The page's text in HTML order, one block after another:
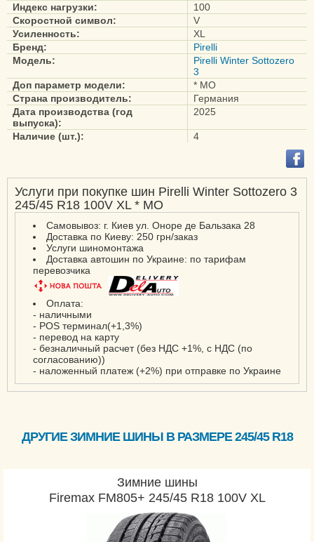
Scorpion Zero
Asimmetrico
Индекс нагрузки:
100
Скоростной символ:
V
Усиленность:
XL
Бренд:
Pirelli
Модель:
Pirelli Winter Sottozero
3
Доп параметр модели:
* MO
Страна производитель:
Германия
Дата производства (год
выпуска):
2025
Наличие (шт.): 4
Услуги при покупке шин Pirelli Winter Sottozero 3
245/45 R18 100V XL * MO
Самовывоз: г. Киев ул. Оноре де Бальзака 28
Доставка по Киеву: 250 грн/заказ
Услуги шиномонтажа
Доставка автошин по Украине: по тарифам
перевозчика
Оплата:
- наличными
- POS терминал(+1,3%)
- перевод на карту
- безналичный расчет (без НДС +1%, с НДС (по
согласованию))
- наложенный платеж (+2%) при отправке по Украине
ДРУГИЕ ЗИМНИЕ ШИНЫ В РАЗМЕРЕ 245/45 R18
Зимние шины
Firemax FM805+ 245/45 R18 100V XL